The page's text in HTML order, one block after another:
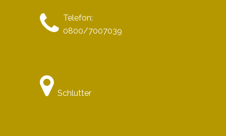
Telefon:
0800/7007039
Schlutter